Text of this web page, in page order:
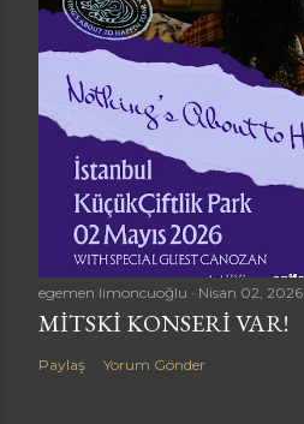
egemen limoncuoğlu Nisan 02, 2026
MITSKI KONSERI VAR!
Paylaş Yorum Gönder